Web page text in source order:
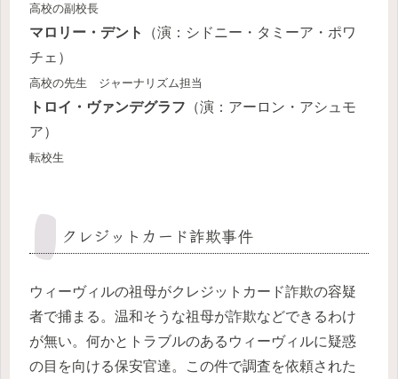
高校の副校長
マロリー・デント
（演：シドニー・タミーア・ポワ
チェ）
高校の先生 ジャーナリズム担当
トロイ・ヴァンデグラフ （演：アーロン・アシュモ
ア）
転校生
クレジットカード詐欺事件
ウィーヴィルの祖母がクレジットカード詐欺の容疑
者で捕まる。温和そうな祖母が詐欺などできるわけ
が無い。何かとトラブルのあるウィーヴィルに疑惑
の目を向ける保安官達。この件で調査を依頼された